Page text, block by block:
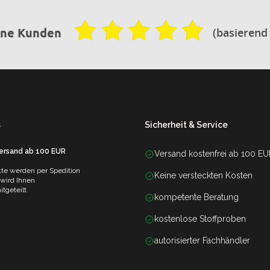
Kunden
ab 100 EUR
werden per Spedition
Ihnen
Sicherheit & Service
Versand kostenfrei ab 100
Keine versteckten Kosten
kompetente Beratung
kostenlose Stoffproben
autorisierter Fachhändler